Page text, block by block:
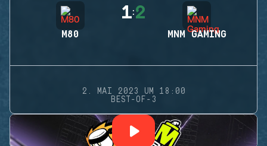
M80
1:2
MNM GAMING
2. MAI 2023 UM 18:00
BEST-OF-3